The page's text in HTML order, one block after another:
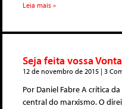
Leia mais »
Seja feita vossa
12 de novembro de 2015 3
Por Daniel Fabre A crítica
central do marxismo. O